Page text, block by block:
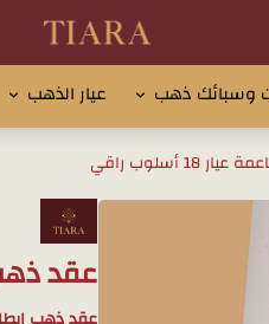
تيارا للذهب
وسبائك ذهب عيار الذهب
أسلوب راقي
عقد ذهب